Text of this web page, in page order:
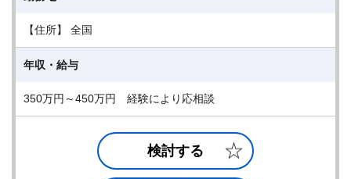
【住所】 全国
年収・給与
350万円～450万円 経験により応相談
検討する